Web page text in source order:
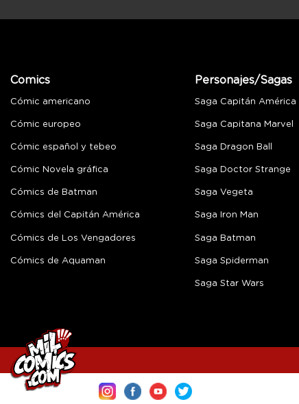
Comics
Cómic americano
Cómic europeo
Cómic español y tebeo
Cómic Novela gráfica
Cómics de Batman
Cómics del Capitán América
Cómics de Los Vengadores
Cómics de Aquaman
Personajes/Sagas
Saga Capitán América
Saga Capitana Marvel
Saga Dragon Ball
Saga Doctor Strange
Saga Vegeta
Saga Iron Man
Saga Batman
Saga Spiderman
Saga Star Wars